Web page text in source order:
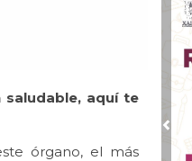
aquí te
órgano, el más